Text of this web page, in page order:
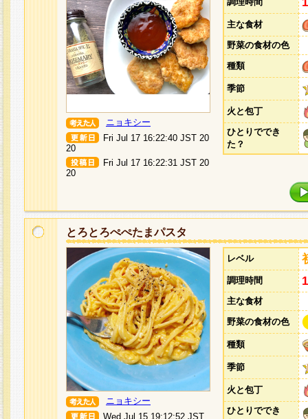
ニョキシー
Fri Jul 17 16:22:40 JST 20
20
Fri Jul 17 16:22:31 JST 20
20
主な食材
野菜の食材の色
種類
季節
火と包丁
ひとりででき
た？
とろとろぺぺたまパスタ
ニョキシー
Wed Jul 15 19:12:52 JST
レベル
調理時間
主な食材
野菜の食材の色
種類
季節
火と包丁
ひとりででき